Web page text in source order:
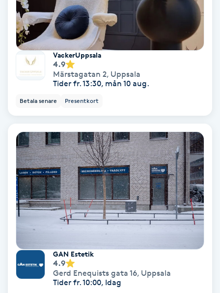
Nagelförlängning silke
Nagelförstärkning
Nagelklippning
Nagelvård
Naglar borttagning
Naglar reparation
Naprapati
Navelpiercing
NBE-massage
VackerUppsala
4.9
Märstagatan 2, Uppsala
Tider fr. 13:30, mån 10 aug.
Betala senare Presentkort
GAN Estetik
4.9
Gerd Enequists gata 16, Uppsala
Tider fr. 10:00, Idag